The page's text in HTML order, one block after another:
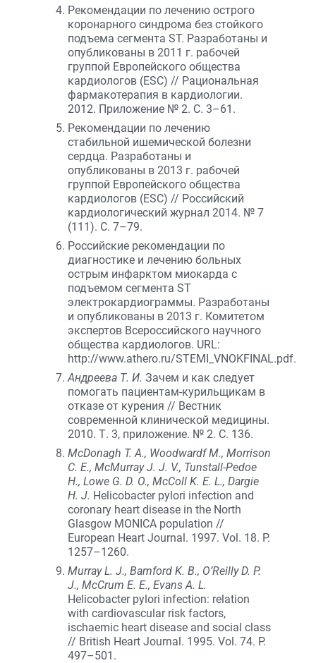
Рекомендации по лечению острого
коронарного синдрома без стойкого
подъема сегмента ST. Разработаны и
опубликованы в 2011 г. рабочей
группой Европейского общества
кардиологов (ESC) // Рациональная
фармакотерапия в кардиологии.
2012. Приложение № 2. С. 3–61.
Рекомендации по лечению
стабильной ишемической болезни
сердца. Разработаны и
опубликованы в 2013 г. рабочей
группой Европейского общества
кардиологов (ESC) // Российский
кардиологический журнал 2014. № 7
(111). С. 7–79.
Российские рекомендации по
диагностике и лечению больных
острым инфарктом миокарда с
подъемом сегмента ST
электрокардиограммы. Разработаны
и опубликованы в 2013 г. Комитетом
экспертов Всероссийского научного
общества кардиологов. URL:
http://www.athero.ru/STEMI_VNOKFINAL.pdf.
Андреева Т. И. Зачем и как следует
помогать пациентам-курильщикам в
отказе от курения // Вестник
современной клинической медицины.
2010. Т. 3, приложение. № 2. С. 136.
McDonagh T. A., Woodwardf M., Morrison
C. E., McMurray J. J. V., Tunstall-Pedoe
H., Lowe G. D. O., McColl K. E. L., Dargie
H. J. Helicobacter pylori infection and
coronary heart disease in the North
Glasgow MONICA population //
European Heart Journal. 1997. Vol. 18. P.
1257–1260.
Murray L. J., Bamford K. B., O’Reilly D. P.
J., McCrum E. E., Evans A. L.
Helicobacter pylori infection: relation
with cardiovascular risk factors,
ischaemic heart disease and social class
// British Heart Journal. 1995. Vol. 74. P.
497–501.